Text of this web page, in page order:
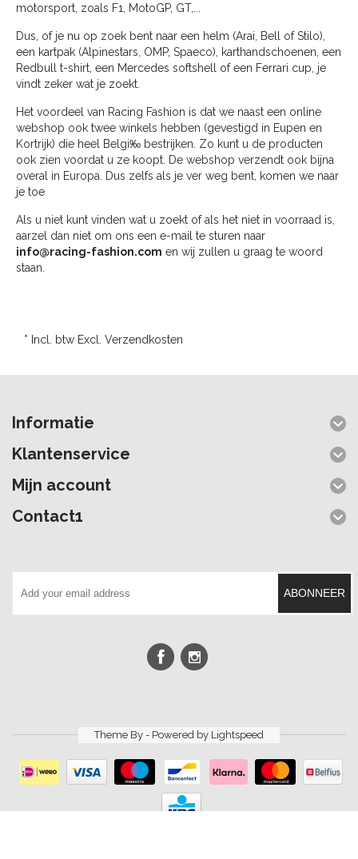
motorsport, zoals F1, MotoGP, GT,...
Dus, of je nu op zoek bent naar een helm (Arai, Bell of Stilo),
een kartpak (Alpinestars, OMP, Spaeco), karthandschoenen, een
Redbull t-shirt, een Mercedes softshell of een Ferrari cup, je
vindt zeker wat je zoekt.
Het voordeel van Racing Fashion is dat we naast een online
webshop ook twee winkels hebben (gevestigd in Eupen en
Kortrijk) die heel Belgi‰ bestrijken. Zo kunt u de producten
ook zien voordat u ze koopt. De webshop verzendt ook bijna
overal in Europa. Dus zelfs als je ver weg bent, komen we naar
je toe
Als u niet kunt vinden wat u zoekt of als het niet in voorraad is,
aarzel dan niet om ons een e-mail te sturen naar
info@racing-fashion.com en wij zullen u graag te woord
staan.
* Incl. btw Excl. Verzendkosten
Informatie
Klantenservice
Mijn account
Contact1
ABONNEER
Theme By - Powered by Lightspeed